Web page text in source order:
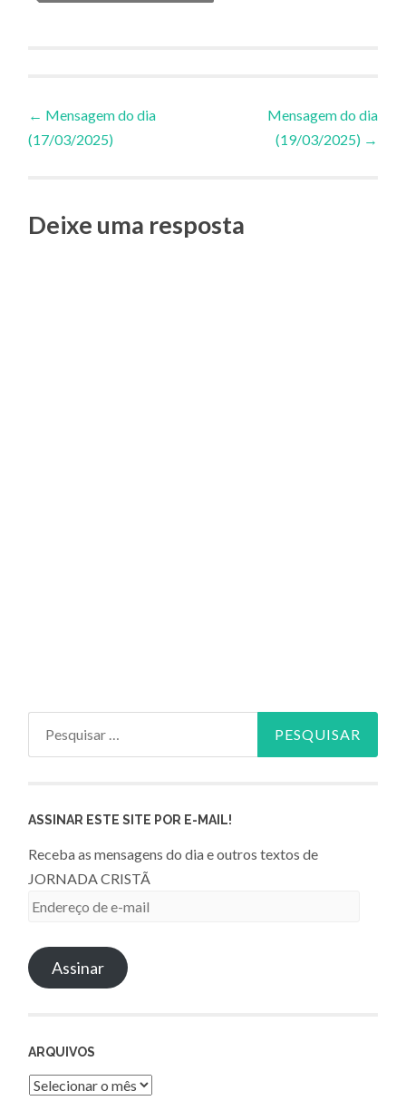
Navegação
de
Posts
← Mensagem do dia
(17/03/2025)
Mensagem do dia
(19/03/2025) →
Deixe uma resposta
ASSINAR ESTE SITE POR E-MAIL!
Receba as mensagens do dia e outros textos de
JORNADA CRISTÃ
Endereço
e-
mailAssinar
ARQUIVOS
Arquivos